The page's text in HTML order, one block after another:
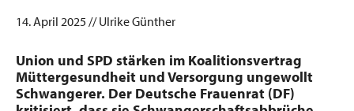
14. April 2025 // Ulrike Günther
Union und SPD stärken im Koalitionsvertrag
Müttergesundheit und Versorgung ungewollt
Schwangerer. Der Deutsche Frauenrat (DF)